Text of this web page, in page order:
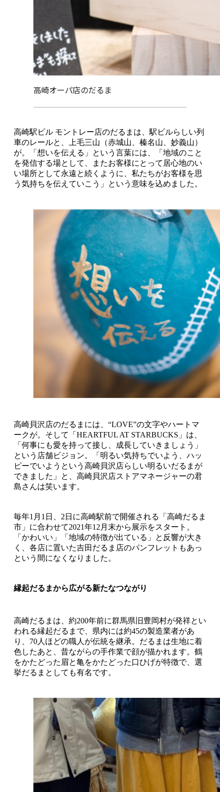
高崎オーパ店のだるま
高崎駅ビル モントレー店のだるまは、駅ビルらしい列
車のレールと、上毛三山（赤城山、榛名山、妙義山）
が。「想いを伝える」という言葉には、「地域のこと
を発信する場として、またお客様にとって居心地のい
い場所として永遠と続くように、私たちがお客様を思
う気持ちを伝えていこう」という意味を込めました。
高崎貝沢店のだるまには、“LOVE”の文字やハートマ
ークが。そして「HEARTFUL AT STARBUCKS」は、
「何事にも愛を持って接し、成長していきましょう」
という店舗ビジョン。「明るい気持ちでいよう、ハッ
ピーでいようという高崎貝沢店らしい明るいだるまが
できました」と、高崎貝沢店ストアマネージャーの君
島さんは笑います。
毎年1月1日、2日に高崎駅前で開催される「高崎だるま
市」に合わせて2021年12月末から展示をスタート。
「かわいい」「地域の特徴が出ている」と反響が大き
く、各店に置いた吉田だるま店のパンフレットもあっ
という間になくなりました。
縁起だるまから広がる新たなつながり
高崎だるまは、約200年前に群馬県旧豊岡村が発祥とい
われる縁起だるまで、県内には約45の製造業者があ
り、70人ほどの職人が伝統を継承。だるまは生地に着
色したあと、昔ながらの手作業で顔が描かれます。鶴
をかたどった眉と亀をかたどった口ひげが特徴で、選
挙だるまとしても有名です。